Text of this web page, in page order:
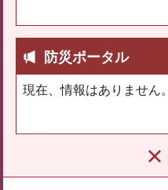
防災ポータル
現在、情報はありません。